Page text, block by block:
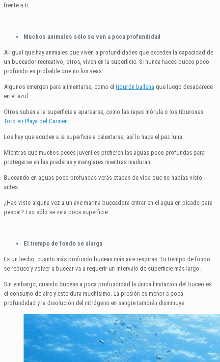
frente a ti.
Muchos animales sólo se ven a poca profundidad
Al igual que hay animales que viven a profundidades que exceden la capacidad de
un buceador recreativo, otros, viven en la superficie. Si nunca haces buceo poco
profundo es probable que no los veas.
Algunos emergen para alimentarse, como eltiburón ballena que luego desaparece
en el azul.
Otros suben a la superficie a aparearse, como las rayas mórula o los tiburones
Toro en Playa del Carmen
Los hay que acuden a la superficie a calentarse, así lo hace el pez luna.
Mientras que muchos peces juveniles prefieren las aguas poco profundas para
protegerse en las praderas y manglares mientras maduran.
Buceando en aguas poco profundas verás etapas de vida que no habías visto
antes.
¿Has visto alguna vez a un ave marina buceadora entrar en el agua en picado para
pescar? Eso sólo se ve a poca superficie.
El tiempo de fondo se alarga
Es un hecho, cuanto más profundo buceas más aire respiras. Tu tiempo de fondo
se reduce y volver a bucear va a requerir un intervalo de superficie más largo.
Sin embargo, cuando buceas a poca profundidad la única limitación del buceo es
el consumo de aire y este dura muchísimo. La presión es menor a poca
profundidad y la disolución del nitrógeno en sangre también disminuye.